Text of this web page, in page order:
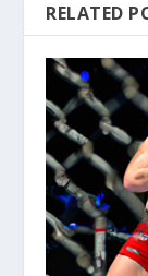
RELATED